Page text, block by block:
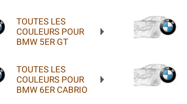
TOUTES LES
COULEURS POUR
BMW 5ER GT
TOUTES LES
COULEURS POUR
BMW 6ER CABRIO